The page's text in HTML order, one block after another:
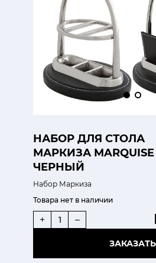
НАБОР ДЛЯ СТОЛА
МАРКИЗА MARQUISE
ЧЕРНЫЙ
Набор Маркиза
Товара нет в наличии
+ –
ЗАКАЗАТЬ